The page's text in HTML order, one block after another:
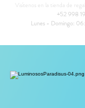
Visítenos en la tienda de
+52 998
Lunes - Domingo: